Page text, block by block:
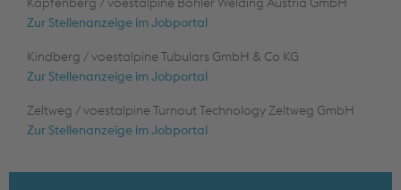
Zur Stellenanzeige im Jobportal
Kindberg / voestalpine Tubulars GmbH & Co KG
Zur Stellenanzeige im Jobportal
Zeltweg / voestalpine Turnout Technology Zeltweg GmbH
Zur Stellenanzeige im Jobportal